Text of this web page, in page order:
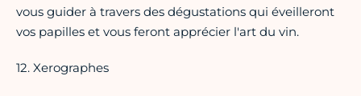
vous guider à travers des dégustations qui éveilleront
vos papilles et vous feront apprécier l'art du vin.
12. Xerographes